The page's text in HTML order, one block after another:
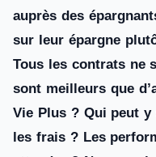
auprès des
sur leur épargne
Tous les contrats ne
sont meilleurs que
Vie Plus ? Qui peut
les frais ? Les